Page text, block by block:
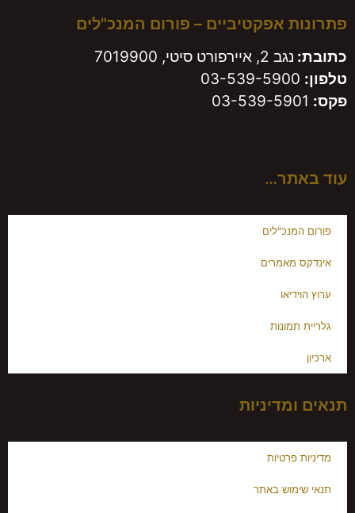
פתרונות אפקטיביים – פורום המנכ"לים
כתובת: נגב 2, איירפורט סיטי, 7019900
טלפון: 03-539-5900
פקס:
עוד באתר…
פורום המנכ"לים
אינדקס מאמרים
ערוץ הוידיאו
גלריית תמונות
ארכיון
תנאים ומדיניות
מדיניות פרטיות
תנאי שימוש באתר